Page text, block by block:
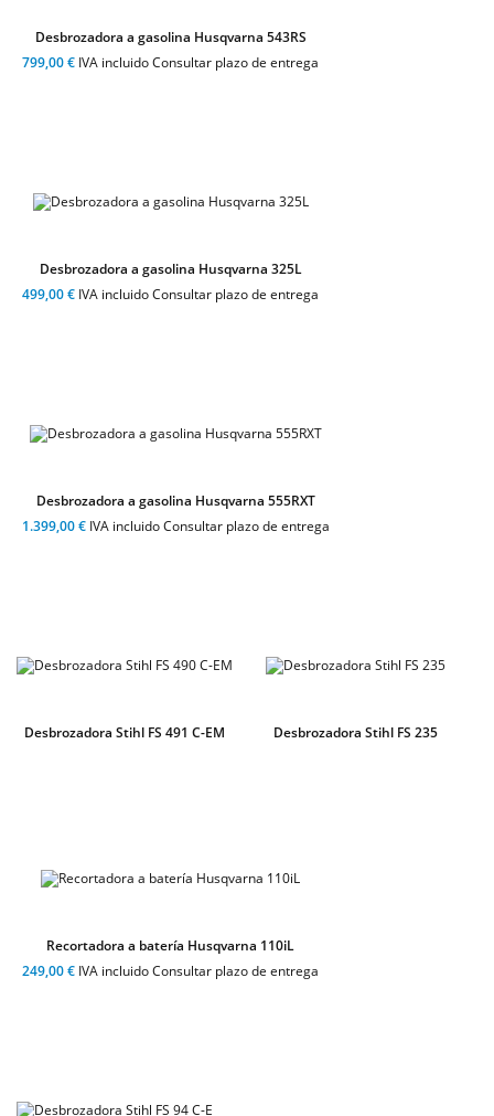
Desbrozadora a gasolina Husqvarna 543RS
799,00 € IVA incluido Consultar plazo de entrega
Desbrozadora a gasolina Husqvarna 325L
499,00 € IVA incluido Consultar plazo de entrega
Desbrozadora a gasolina Husqvarna 555RXT
1.399,00 € IVA incluido Consultar plazo de entrega
Desbrozadora Stihl FS 491 C-EM Desbrozadora Stihl FS 235
Recortadora a batería Husqvarna 110iL
249,00 € IVA incluido Consultar plazo de entrega